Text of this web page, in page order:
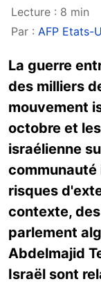
Lecture : 8 min
Par : AFP Etats-
La guerre
des milliers
mouvement
octobre et
israélienne
risques
contexte,
parlement
Abdelmajid
Israël sont